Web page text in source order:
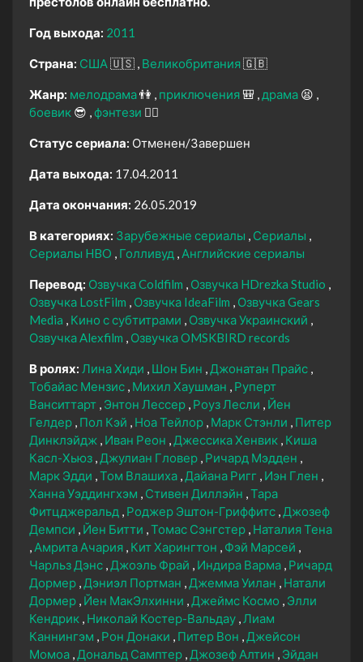
Год выхода: 2011
Страна: США 🇺🇸 Великобритания🇬🇧
Жанр: мелодрама👫 приключения 🎒 драма 😫
боевик 😎 фэнтези 🧝‍♂️
Статус сериала: Отменен/Завершен
Дата выхода: 17.04.2011
Дата окончания: 26.05.2019
В категориях: Зарубежные сериалы
Сериалы
Сериалы HBO
Голливуд Английские сериалы
Перевод: Озвучка Coldfilm
Озвучка HDrezka Studio
Озвучка LostFilm
Озвучка IdeaFilm
Озвучка Gears
Media
Кино с субтитрами
Озвучка Украинский
Озвучка Alexfilm
Озвучка OMSKBIRD records
В ролях: Лина Хиди Шон Бин
Джонатан Прайс
Тобайас Мензис Михил Хаушман
Руперт
Ванситтарт Энтон Лессер Роуз Лесли
Йен
Гелдер Пол Кэй Ноа Тейлор Марк Стэнли
Питер
Динклэйдж Иван Реон Джессика Хенвик Киша
Касл-Хьюз
Джулиан Гловер Ричард Мэдден
Марк Эдди Том Влашиха Дайана Ригг Иэн Глен
Ханна Уэддингхэм
Стивен Диллэйн Тара
Фитцджеральд
Роджер Эштон-Гриффитс
Джозеф
Демпси
Йен Битти Томас Сэнгстер Наталия Тена
Амрита Ачария Кит Харингтон
Фэй Марсей
Чарльз Дэнс
Джоэль Фрай Индира Варма Ричард
Дормер
Дэниэл Портман Джемма Уилан
Натали
Дормер Йен МакЭлхинни Джеймс Космо
Элли
Кендрик Николай Костер-Вальдау
Лиам
Каннингэм
Рон Донаки Питер Вон
Джейсон
Момоа
Дональд Самптер Джозеф Алтин
Эйдан